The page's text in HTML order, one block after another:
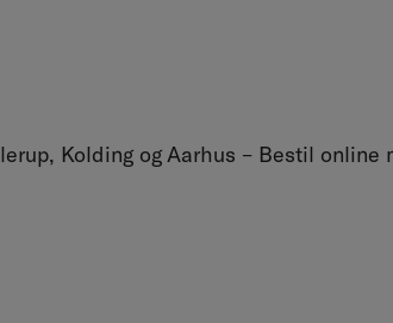
Kolding og Aarhus – Bestil